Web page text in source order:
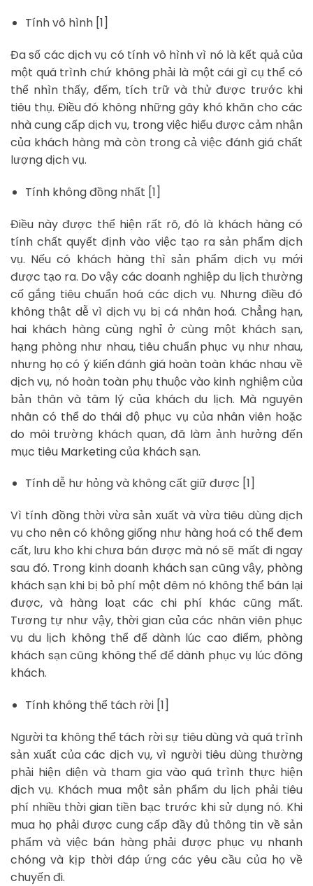
Tính vô hình [1]
Đa số các dịch vụ có tính vô hình vì nó là kết quả của
một quá trình chứ không phải là một cái gì cụ thể có
thể nhìn thấy, đếm, tích trữ và thử được trước khi
tiêu thụ. Điều đó không những gây khó khăn cho các
nhà cung cấp dịch vụ, trong việc hiểu được cảm nhận
của khách hàng mà còn trong cả việc đánh giá chất
lượng dịch vụ.
Tính không đồng nhất [1]
Điều này được thể hiện rất rõ, đó là khách hàng có
tính chất quyết định vào việc tạo ra sản phẩm dịch
vụ. Nếu có khách hàng thì sản phẩm dịch vụ mới
được tạo ra. Do vậy các doanh nghiệp du lịch thường
cố gắng tiêu chuẩn hoá các dịch vụ. Nhưng điều đó
không thật dễ vì dịch vụ bị cá nhân hoá. Chẳng hạn,
hai khách hàng cùng nghỉ ở cùng một khách sạn,
hạng phòng như nhau, tiêu chuẩn phục vụ như nhau,
nhưng họ có ý kiến đánh giá hoàn toàn khác nhau về
dịch vụ, nó hoàn toàn phụ thuộc vào kinh nghiệm của
bản thân và tâm lý của khách du lịch. Mà nguyên
nhân có thể do thái độ phục vụ của nhân viên hoặc
do môi trường khách quan, đã làm ảnh hưởng đến
mục tiêu Marketing của khách sạn.
Tính dễ hư hỏng và không cất giữ được [1]
Vì tính đồng thời vừa sản xuất và vừa tiêu dùng dịch
vụ cho nên có không giống như hàng hoá có thể đem
cất, lưu kho khi chưa bán được mà nó sẽ mất đi ngay
sau đó. Trong kinh doanh khách sạn cũng vậy, phòng
khách sạn khi bị bỏ phí một đêm nó không thể bán lại
được, và hàng loạt các chi phí khác cũng mất.
Tương tự như vậy, thời gian của các nhân viên phục
vụ du lịch không thể để dành lúc cao điểm, phòng
khách sạn cũng không thể để dành phục vụ lúc đông
khách.
Tính không thể tách rời [1]
Người ta không thể tách rời sự tiêu dùng và quá trình
sản xuất của các dịch vụ, vì người tiêu dùng thường
phải hiện diện và tham gia vào quá trình thực hiện
dịch vụ. Khách mua một sản phẩm du lịch phải tiêu
phí nhiều thời gian tiền bạc trước khi sử dụng nó. Khi
mua họ phải được cung cấp đầy đủ thông tin về sản
phẩm và việc bán hàng phải được phục vụ nhanh
chóng và kịp thời đáp ứng các yêu cầu của họ về
chuyến đi.